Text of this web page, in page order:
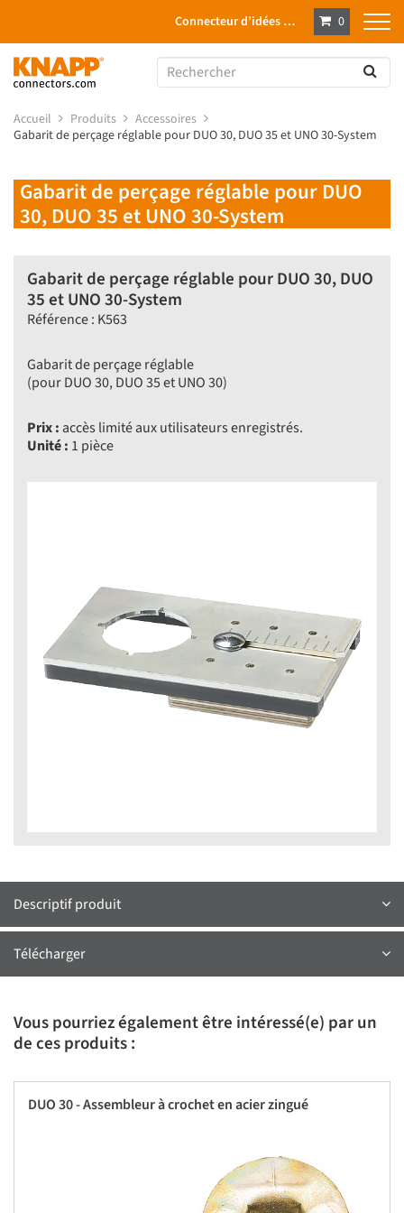
Connecteur d’idées … 0
Accueil Produits
Accessoires
Gabarit de perçage réglable pour DUO 30, DUO 35 et UNO 30-System
Gabarit de perçage réglable pour DUO
30, DUO 35 et UNO 30-System
Gabarit de perçage réglable pour DUO 30, DUO
35 et UNO 30-System
Référence : K563
Gabarit de perçage réglable
(pour DUO 30, DUO 35 et UNO 30)
Prix : accès limité aux utilisateurs enregistrés.
Unité : 1 pièce
Descriptif produit
Télécharger
Vous pourriez également être intéressé(e) par un
de ces produits :
DUO 30 - Assembleur à crochet en acier zingué